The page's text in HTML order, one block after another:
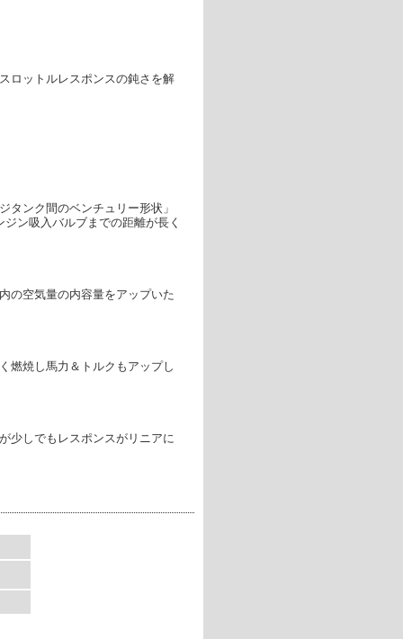
ロットルレスポンスの鈍さを解
タンク間のベンチュリー形状」
ン吸入バルブまでの距離が長く
の空気量の内容量をアップいた
燃焼し馬力＆トルクもアップし
少しでもレスポンスがリニアに